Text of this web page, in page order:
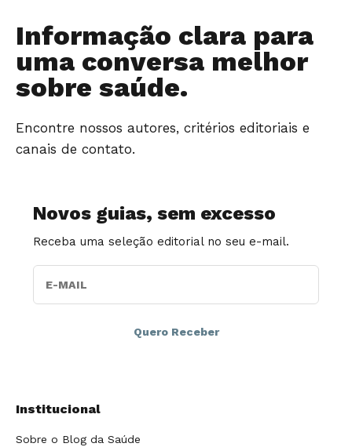
Informação clara para
uma conversa melhor
sobre saúde.
Encontre nossos autores, critérios editoriais e
canais de contato.
Novos guias, sem excesso
Receba uma seleção editorial no seu e-mail.
Institucional
Sobre o Blog da Saúde